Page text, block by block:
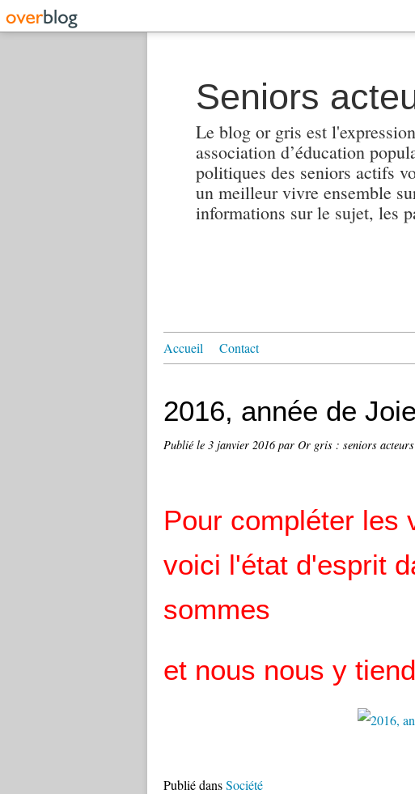
Seniors
Le blog or gris est
association d’éducation
politiques des seniors actifs
un meilleur vivre ensemble
informations sur le sujet, les
Accueil Contact
2016, année de Joie
Publié le 3 janvier 2016par Or gris : seniors
Pour compléter les
voici l'état d'esprit
sommes
et nous nous y
Publié dansSociété